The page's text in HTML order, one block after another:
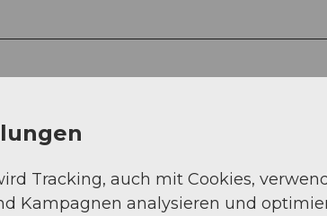
Nov Dez
Tracking, auch mit Cookies,
Kampagnen analysieren und